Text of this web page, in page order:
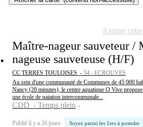
Maître-nageur sauveteur /
nageuse sauveteuse (H/F)
CC TERRES TOULOISES - 54 - ECROUVES
Au sein d'une communauté de Communes de 45 000
Nancy (20 minutes), le centre aquatique O Vive propose
une école de natation intercommunale...
CDD - Temps plein
Publié il y a 26 jours Soyez parmi les 1ers à postuler
Ajouter